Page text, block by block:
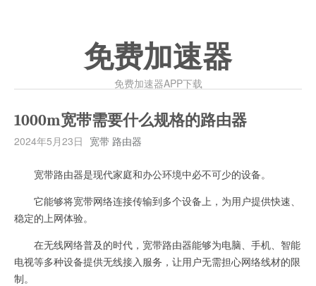
免费加速器
免费加速器APP下载
1000m宽带需要什么规格的路由器
2024年5月23日 宽带 路由器
宽带路由器是现代家庭和办公环境中必不可少的设备。
它能够将宽带网络连接传输到多个设备上，为用户提供快速、
稳定的上网体验。
在无线网络普及的时代，宽带路由器能够为电脑、手机、智能
电视等多种设备提供无线接入服务，让用户无需担心网络线材的限
制。